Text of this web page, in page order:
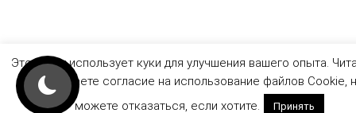
Этот сайт использует куки для улучшения вашего опыта.
сайт вы даете согласие на использование файлов Cookie,
можете отказаться, если хотите.
Принять